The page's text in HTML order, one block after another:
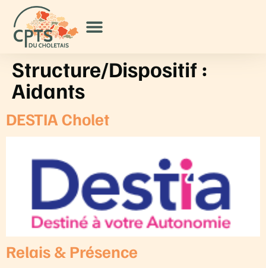
Structure/Dispositif :
Aidants
DESTIA Cholet
Relais & Présence